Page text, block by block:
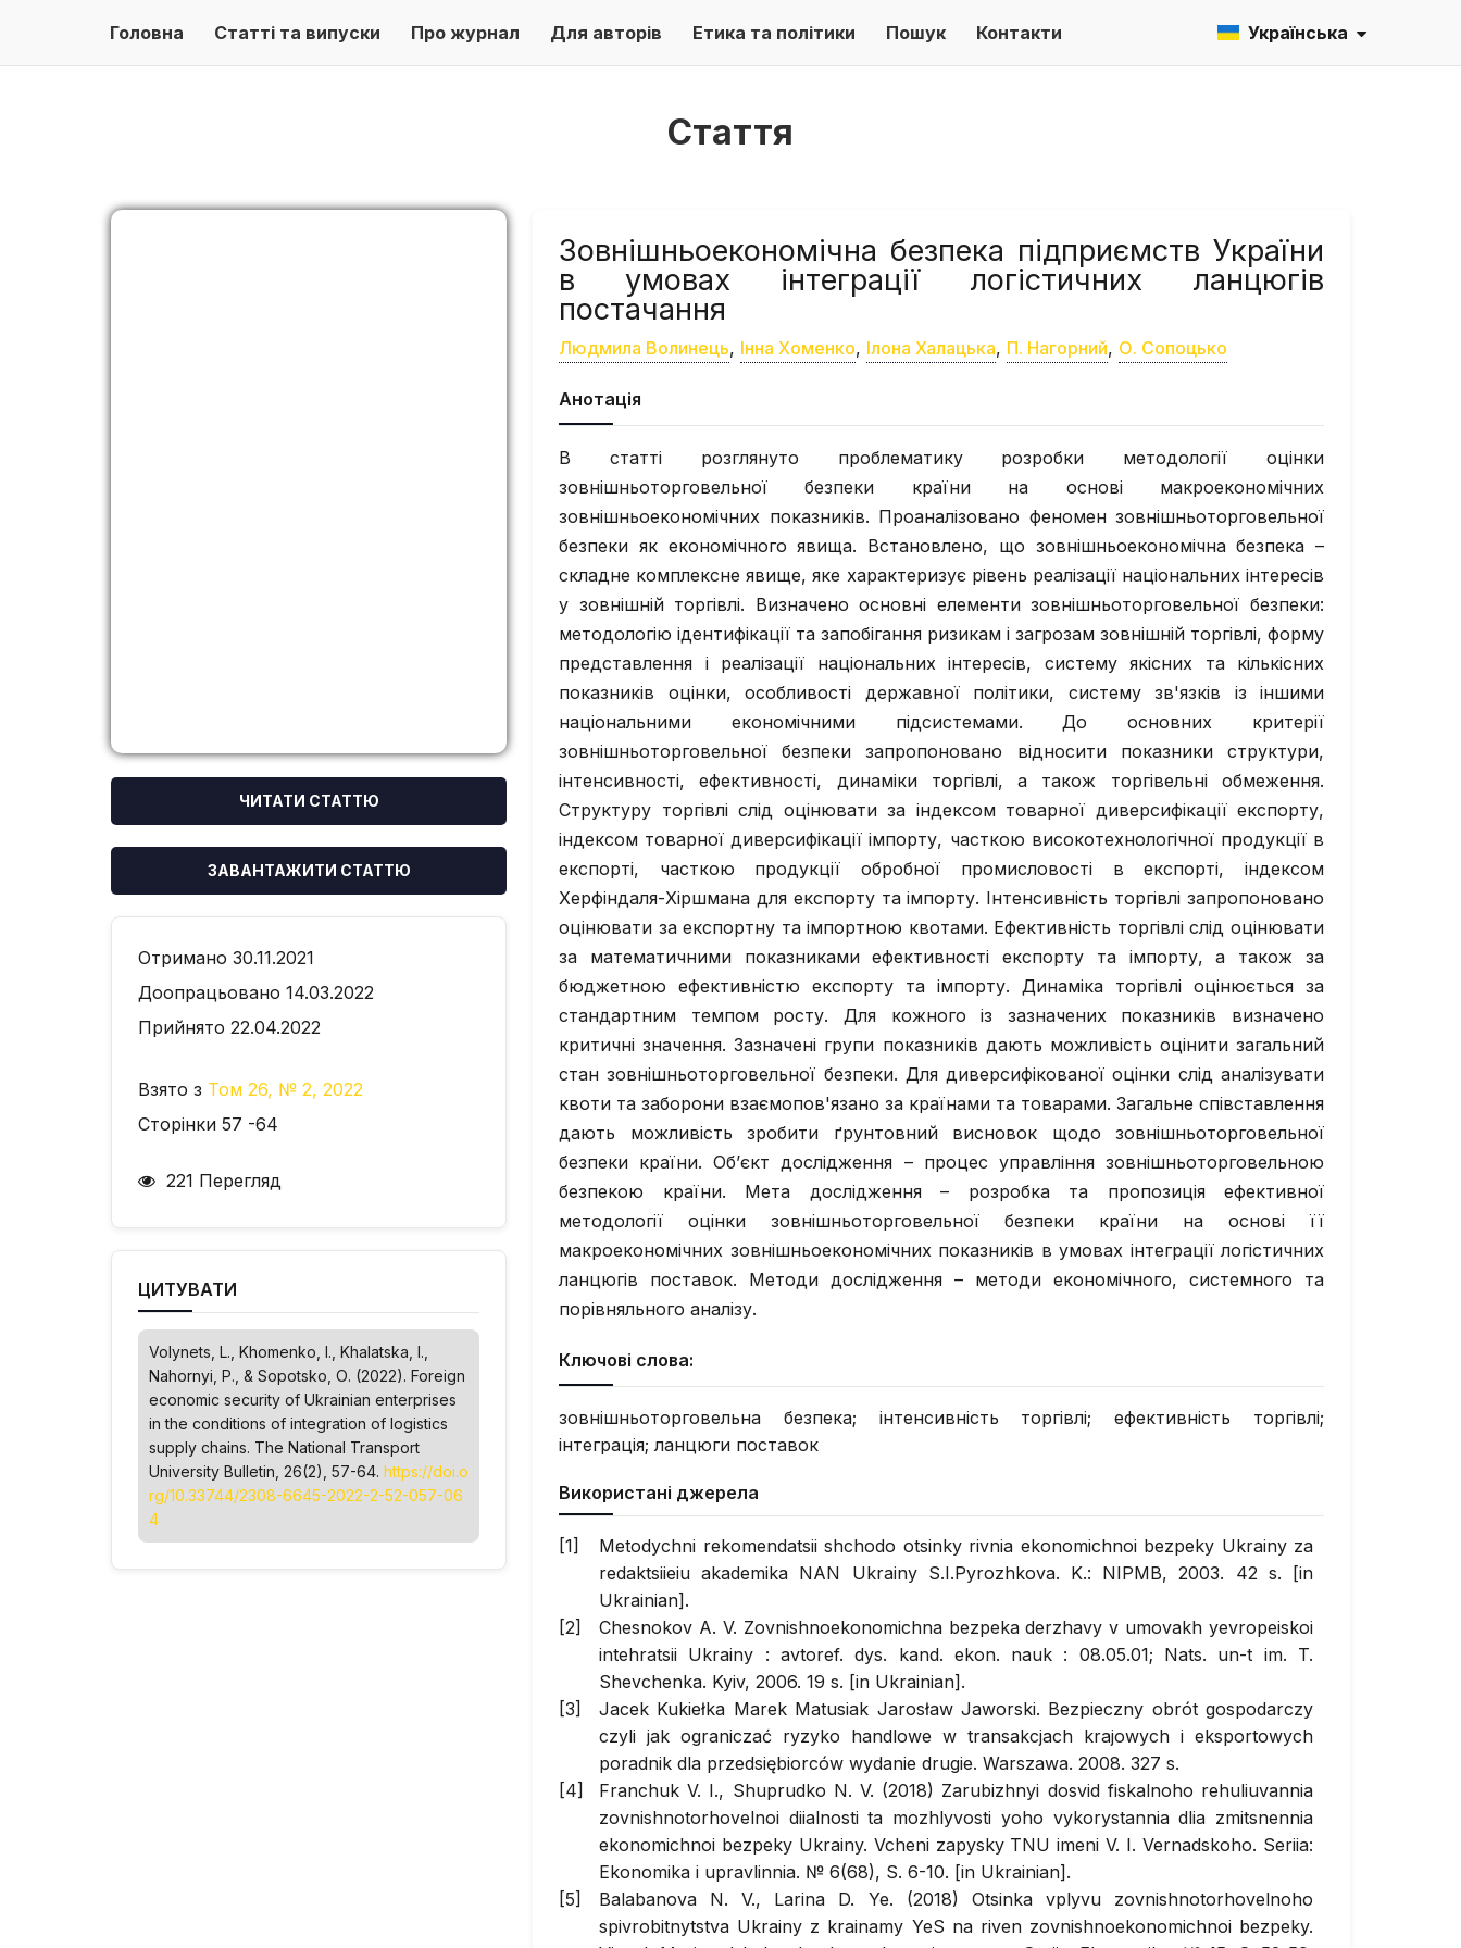
Головна Статті та випуски Про журнал Для авторів Етика та політики Пошук Контакти Українська
Стаття
ЧИТАТИ СТАТТЮ
ЗАВАНТАЖИТИ СТАТТЮ
Отримано 30.11.2021
Доопрацьовано 14.03.2022
Прийнято 22.04.2022
Взято з Том 26, № 2, 2022
Сторінки 57 -64
221 Перегляд
ЦИТУВАТИ
Volynets, L., Khomenko, I., Khalatska, I.,
Nahornyi, P., & Sopotsko, О. (2022). Foreign
economic security of Ukrainian enterprises
in the conditions of integration of logistics
supply chains. The National Transport
University Bulletin , 26(2), 57-64. https://doi.o
rg/10.33744/2308-6645-2022-2-52-057-06
4
Зовнішньоекономічна безпека підприємств України
в умовах інтеграції логістичних ланцюгів
постачання
Людмила Волинець, Інна Хоменко, Ілона Халацька, П. Нагорний, О. Сопоцько
Анотація
В статті розглянуто проблематику розробки методології оцінки
зовнішньоторговельної безпеки країни на основі макроекономічних
зовнішньоекономічних показників. Проаналізовано феномен зовнішньоторговельної
безпеки як економічного явища. Встановлено, що зовнішньоекономічна безпека –
складне комплексне явище, яке характеризує рівень реалізації національних інтересів
у зовнішній торгівлі. Визначено основні елементи зовнішньоторговельної безпеки:
методологію ідентифікації та запобігання ризикам і загрозам зовнішній торгівлі, форму
представлення і реалізації національних інтересів, систему якісних та кількісних
показників оцінки, особливості державної політики, систему зв'язків із іншими
національними економічними підсистемами. До основних критерії
зовнішньоторговельної безпеки запропоновано відносити показники структури,
інтенсивності, ефективності, динаміки торгівлі, а також торгівельні обмеження.
Структуру торгівлі слід оцінювати за індексом товарної диверсифікації експорту,
індексом товарної диверсифікації імпорту, часткою високотехнологічної продукції в
експорті, часткою продукції обробної промисловості в експорті, індексом
Херфіндаля-Хіршмана для експорту та імпорту. Інтенсивність торгівлі запропоновано
оцінювати за експортну та імпортною квотами. Ефективність торгівлі слід оцінювати
за математичними показниками ефективності експорту та імпорту, а також за
бюджетною ефективністю експорту та імпорту. Динаміка торгівлі оцінюється за
стандартним темпом росту. Для кожного із зазначених показників визначено
критичні значення. Зазначені групи показників дають можливість оцінити загальний
стан зовнішньоторговельної безпеки. Для диверсифікованої оцінки слід аналізувати
квоти та заборони взаємопов'язано за країнами та товарами. Загальне співставлення
дають можливість зробити ґрунтовний висновок щодо зовнішньоторговельної
безпеки країни. Об’єкт дослідження – процес управління зовнішньоторговельною
безпекою країни. Мета дослідження – розробка та пропозиція ефективної
методології оцінки зовнішньоторговельної безпеки країни на основі її
макроекономічних зовнішньоекономічних показників в умовах інтеграції логістичних
ланцюгів поставок. Методи дослідження – методи економічного, системного та
порівняльного аналізу.
Ключові слова:
зовнішньоторговельна безпека; інтенсивність торгівлі; ефективність торгівлі;
інтеграція; ланцюги поставок
Використані джерела
Metodychni rekomendatsii shchodo otsinky rivnia ekonomichnoi bezpeky Ukrainy za
redaktsiieiu akademika NAN Ukrainy S.I.Pyrozhkova. K.: NIPMB, 2003. 42 s. [in
Ukrainian].
Chesnokov A. V. Zovnishnoekonomichna bezpeka derzhavy v umovakh yevropeiskoi
intehratsii Ukrainy : avtoref. dys. kand. ekon. nauk : 08.05.01; Nats. un-t im. T.
Shevchenka. Kyiv, 2006. 19 s. [in Ukrainian].
Jacek Kukiełka Marek Matusiak Jarosław Jaworski. Bezpieczny obrót gospodarczy
czyli jak ograniczać ryzyko handlowe w transakcjach krajowych i eksportowych
poradnik dla przedsiębiorców wydanie drugie. Warszawa. 2008. 327 s.
Franchuk V. I., Shuprudko N. V. (2018) Zarubizhnyi dosvid fiskalnoho rehuliuvannia
zovnishnotorhovelnoi diialnosti ta mozhlyvosti yoho vykorystannia dlia zmitsnennia
ekonomichnoi bezpeky Ukrainy. Vcheni zapysky TNU imeni V. I. Vernadskoho. Seriia:
Ekonomika i upravlinnia. № 6(68), S. 6-10. [in Ukrainian].
Balabanova N. V., Larina D. Ye. (2018) Otsinka vplyvu zovnishnotorhovelnoho
spivrobitnytstva Ukrainy z krainamy YeS na riven zovnishnoekonomichnoi bezpeky.